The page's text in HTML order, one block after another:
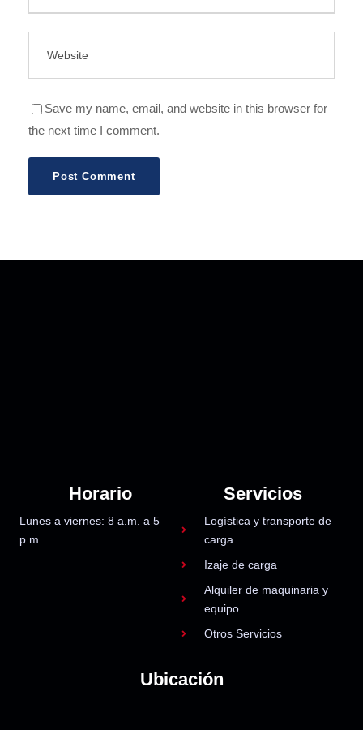
Save my name, email, and website in this browser for
the next time I comment.
Horario
Lunes a viernes: 8 a.m. a 5
p.m.
Servicios
Logística y transporte de
carga
Izaje de carga
Alquiler de maquinaria y
equipo
Otros Servicios
Ubicación